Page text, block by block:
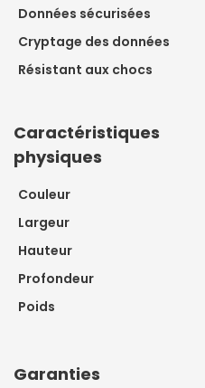
Données sécurisées
Cryptage des données
Résistant aux chocs
Caractéristiques
physiques
Couleur
Largeur
Hauteur
Profondeur
Poids
Garanties